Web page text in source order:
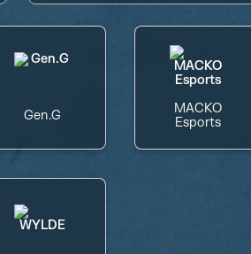
Gen.G
MACKO
Esports